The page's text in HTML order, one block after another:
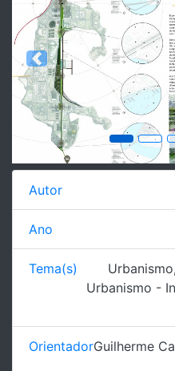
Previous
Autor
Ano
Tema(s) Urbanismo,
Urbanismo -
OrientadorGuilherme